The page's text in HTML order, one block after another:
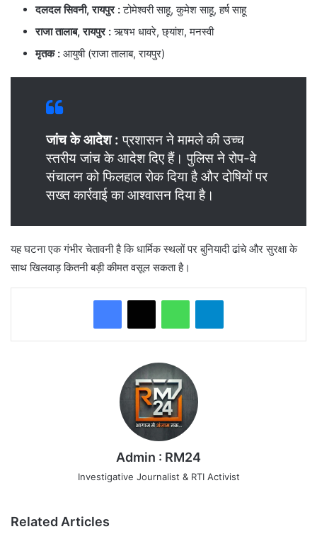
दलदल सिवनी, रायपुर :टोमेश्वरी साहू, कुमेश साहू, हर्ष साहू
राजा तालाब, रायपुर :ऋषभ धावरे, छ्यांश, मनस्वी
मृतक : आयुषी (राजा तालाब, रायपुर)
जांच के आदेश : प्रशासन ने मामले की उच्च
स्तरीय जांच के आदेश दिए हैं। पुलिस ने रोप-वे
संचालन को फिलहाल रोक दिया है और दोषियों पर
सख्त कार्रवाई का आश्वासन दिया है।
​यह घटना एक गंभीर चेतावनी है कि धार्मिक स्थलों पर बुनियादी ढांचे और सुरक्षा के
साथ खिलवाड़ कितनी बड़ी कीमत वसूल सकता है।
WhatsAppTelegram
Admin : RM24
Investigative Journalist & RTI Activist
Related Articles